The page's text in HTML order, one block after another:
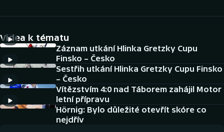
Cyklistika
DALŠÍ SPORTY
Americký fotbal
Baseball a softbal
NEPŘEHLÉDNĚTE
Videa k tématu
Záznam utkání Hlinka Gretzky Cupu
Finsko – Česko
Sestřih utkání Hlinka Gretzky Cupu Finsko
– Česko
Vítězstvím 4:0 nad Táborem zahájil Motor
letní přípravu
Hörnig: Bylo důležité otevřít skóre co
nejdřív